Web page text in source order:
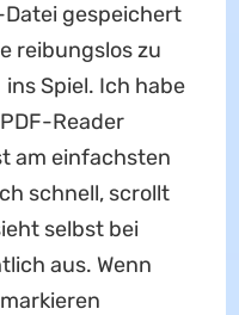
Datei gespeichert
reibungslos zu
ins Spiel. Ich habe
Reader
am einfachsten
schnell, scrollt
selbst bei
aus. Wenn